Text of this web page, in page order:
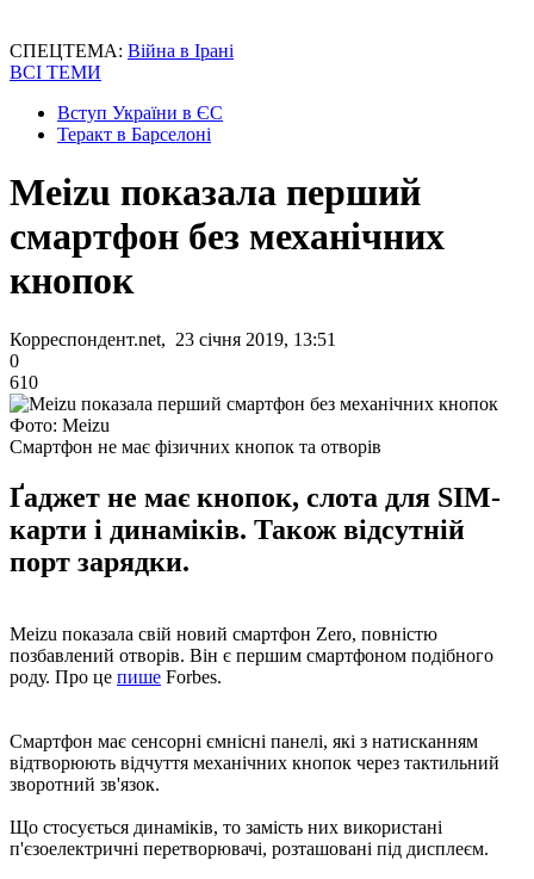
СПЕЦТЕМА: Війна в Ірані
ВСІ ТЕМИ
Вступ України в ЄС
Теракт в Барселоні
Meizu показала перший
смартфон без механічних
кнопок
Корреспондент.net, 23 січня 2019, 13:51
0
610
Фото: Meizu
Смартфон не має фізичних кнопок та отворів
Ґаджет не має кнопок, слота для SIM-
карти і динаміків. Також відсутній
порт зарядки.
Meizu показала свій новий смартфон Zero, повністю
позбавлений отворів. Він є першим смартфоном подібного
роду. Про це пише Forbes.
Смартфон має сенсорні ємнісні панелі, які з натисканням
відтворюють відчуття механічних кнопок через тактильний
зворотний зв'язок.
Що стосується динаміків, то замість них використані
п'єзоелектричні перетворювачі, розташовані під дисплеєм.